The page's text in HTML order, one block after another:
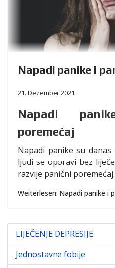
Napadi panike i
21. Dezember 2021
Napadi
poremećaj
Napadi panike su
ljudi se oporavi bez
razvije panični poremećaj.
Weiterlesen: Napadi panike i
LIJEČENJE DEPRESIJE
Jednostavne fobije